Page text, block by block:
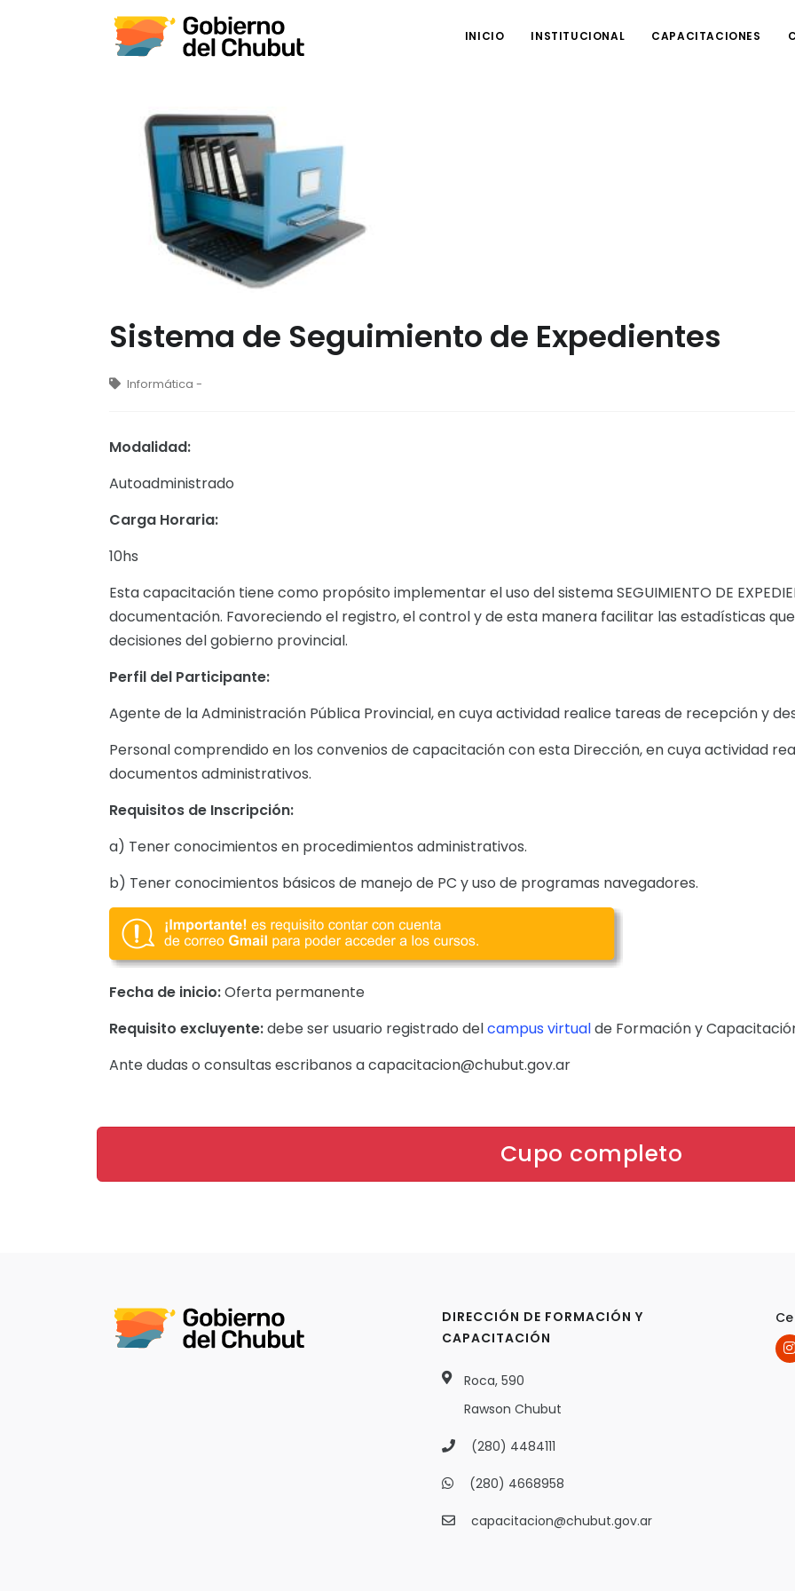
INICIO INSTITUCIONAL CAPACITACIONES
Sistema de Seguimiento de Expedientes
Informática -
Modalidad:
Autoadministrado
Carga Horaria:
10hs
Esta capacitación tiene como propósito implementar el uso del sistema SEGUIMIENTO DE
documentación. Favoreciendo el registro, el control y de esta manera facilitar las estadísticas
decisiones del gobierno provincial.
Perfil del Participante:
Agente de la Administración Pública Provincial, en cuya actividad realice tareas de recepción y
Personal comprendido en los convenios de capacitación con esta Dirección, en cuya actividad
documentos administrativos.
Requisitos de Inscripción:
a) Tener conocimientos en procedimientos administrativos.
b) Tener conocimientos básicos de manejo de PC y uso de programas navegadores.
Fecha de inicio:Oferta permanente
Requisito excluyente:debe ser usuario registrado delcampus virtualde Formación y
Ante dudas o consultas escribanos a capacitacion@chubut.gov.ar
Cupo completo
DIRECCIÓN DE FORMACIÓN Y
CAPACITACIÓN
Roca, 590
Rawson Chubut
(280) 4484111
(280) 4668958
capacitacion@chubut.gov.ar